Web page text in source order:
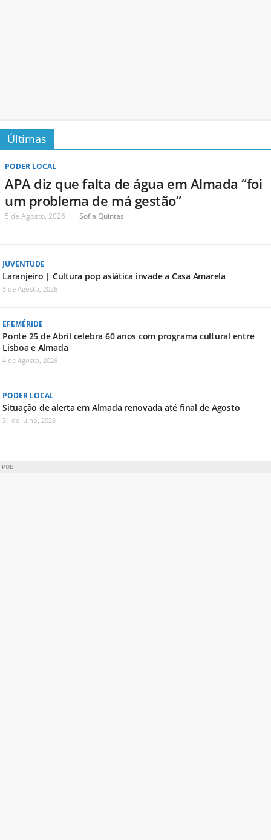
Últimas
PODER LOCAL
APA diz que falta de água em Almada “foi
um problema de má gestão”
5 de Agosto, 2026 Sofia Quintas
JUVENTUDE
Laranjeiro | Cultura pop asiática invade a Casa Amarela
5 de Agosto, 2026
EFEMÉRIDE
Ponte 25 de Abril celebra 60 anos com programa cultural entre
Lisboa e Almada
4 de Agosto, 2026
PODER LOCAL
Situação de alerta em Almada renovada até final de Agosto
31 de Julho, 2026
PUB